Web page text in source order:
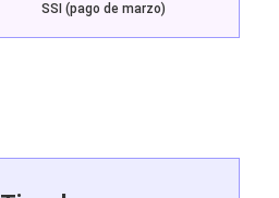
SSI (pago de marzo)